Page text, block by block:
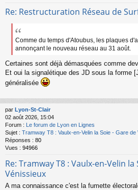
Re: Restructuration Réseau de
Comme du temps d'Atoubus, les plaques
annonçant le nouveau réseau au 31 août.
Certaines sont déjà démasquées comme
Et oui la signalétique des JD sous la forme
généralisée
par Lyon-St-Clair
02 août 2026, 15:04
Forum : Le forum de Lyon en Lignes
Sujet : Tramway T8 : Vaulx-en-Velin la Soie - Gare de
Réponses : 80
Vues : 94966
Re: Tramway T8 : Vaulx-en-Velin la
Vénissieux
A ma connaissance c'est la fumette